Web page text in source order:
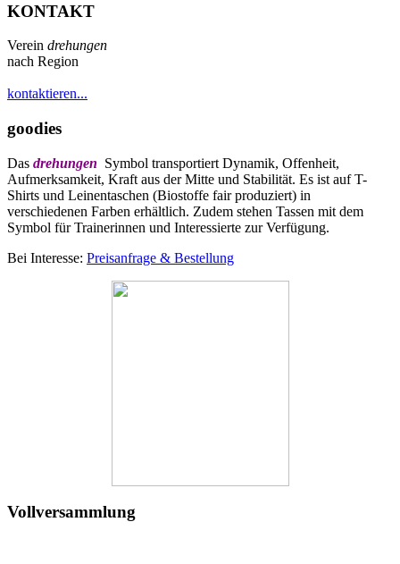
KONTAKT
Verein drehungen
nach Region
kontaktieren...
goodies
Das drehungen Symbol transportiert Dynamik, Offenheit,
Aufmerksamkeit, Kraft aus der Mitte und Stabilität. Es ist auf T-
Shirts und Leinentaschen (Biostoffe fair produziert) in
verschiedenen Farben erhältlich. Zudem stehen Tassen mit dem
Symbol für Trainerinnen und Interessierte zur Verfügung.
Bei Interesse: Preisanfrage & Bestellung
Vollversammlung